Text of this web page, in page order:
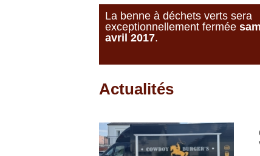
La benne à déchets verts sera
exceptionnellement fermée
avril 2017.
Actualités
Pages